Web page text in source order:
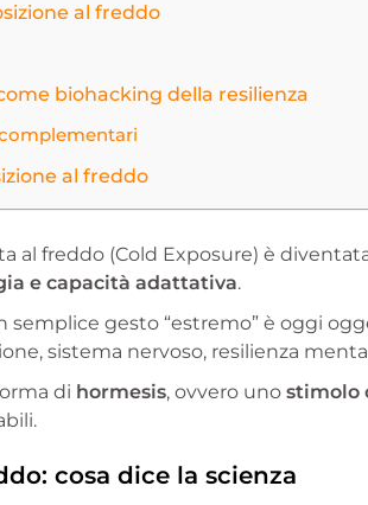
al freddo
biohacking della resilienza
al freddo
al freddo (Cold Exposure) è
e capacità adattativa.
gesto “estremo” è oggi
sistema nervoso, resilienza
di hormesis, ovvero uno stimolo
cosa dice la scienza